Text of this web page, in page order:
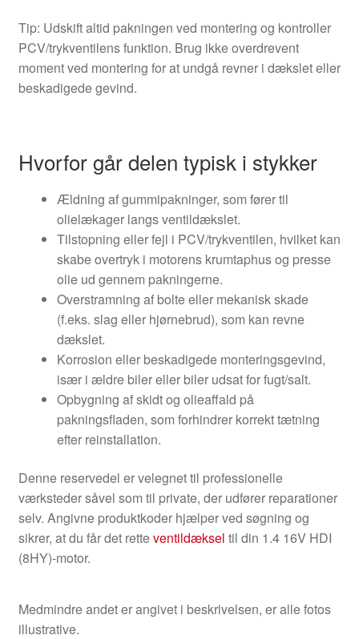
Tip: Udskift altid pakningen ved montering og kontroller
PCV/trykventilens funktion. Brug ikke overdrevent
moment ved montering for at undgå revner i dækslet eller
beskadigede gevind.
Hvorfor går delen typisk i stykker
Ældning af gummipakninger, som fører til
olielækager langs ventildækslet.
Tilstopning eller fejl i PCV/trykventilen, hvilket kan
skabe overtryk i motorens krumtaphus og presse
olie ud gennem pakningerne.
Overstramning af bolte eller mekanisk skade
(f.eks. slag eller hjørnebrud), som kan revne
dækslet.
Korrosion eller beskadigede monteringsgevind,
især i ældre biler eller biler udsat for fugt/salt.
Opbygning af skidt og olieaffald på
pakningsfladen, som forhindrer korrekt tætning
efter reinstallation.
Denne reservedel er velegnet til professionelle
værksteder såvel som til private, der udfører reparationer
selv. Angivne produktkoder hjælper ved søgning og
sikrer, at du får det retteventildæksel til din 1.4 16V HDI
(8HY)-motor.
Medmindre andet er angivet i beskrivelsen, er alle fotos
illustrative.